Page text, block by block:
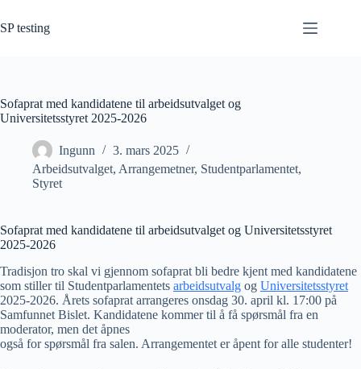
til
innholdet
SP testing
Sofaprat med kandidatene til arbeidsutvalget og
Universitetsstyret 2025-2026
Ingunn
3. mars 2025
Arbeidsutvalget, Arrangemetner, Studentparlamentet,
Styret
Sofaprat med kandidatene til arbeidsutvalget og Universitetsstyret
2025-2026
Tradisjon tro skal vi gjennom sofaprat bli bedre kjent med kandidatene
som stiller til Studentparlamentets arbeidsutvalg og Universitetsstyret
2025-2026. Årets sofaprat arrangeres onsdag 30. april kl. 17:00 på
Samfunnet Bislet. Kandidatene kommer til å få spørsmål fra en
moderator, men det åpnes
også for spørsmål fra salen. Arrangementet er åpent for alle studenter!